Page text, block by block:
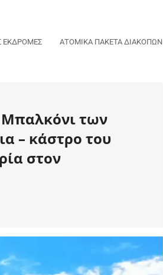
ΕΚΔΡΟΜΕΣ ΑΤΟΜΙΚΑ ΠΑΚΕΤΑ ΔΙΑΚΟΠΩΝ
Μπαλκόνι των
– κάστρο του
στον